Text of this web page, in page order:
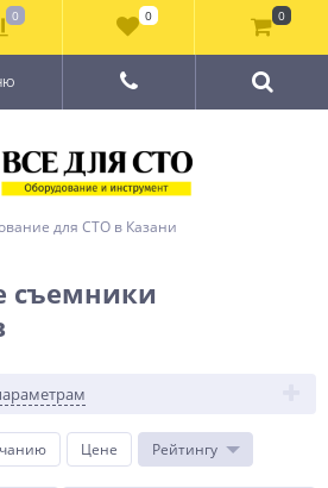
для СТО в Казани
съемники
Цене Рейтингу
0 0 0